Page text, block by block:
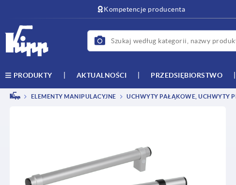
Kompetencje producenta
PRODUKTY AKTUALNOŚCI PRZEDSIĘBIORSTWO
ELEMENTY MANIPULACYJNE UCHWYTY PAŁĄKOWE, UCHWYTY